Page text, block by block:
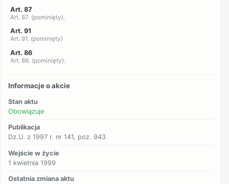
Art. 87
Art. 87. (pominięty).
Art. 91
Art. 91. (pominięty)
Art. 86
Art. 86. (pominięty).
Informacje o akcie
Stan aktu
Obowiązuje
Publikacja
Dz.U. z 1997 r. nr 141, poz. 943
Wejście w życie
1 kwietnia 1999
Ostatnia zmiana aktu